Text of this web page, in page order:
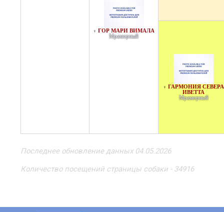
♀ ГОР МАРИ ВИМАЛА
Мраморный
♀ ГАРМОНИЯ СЕВЕРА
ИВЕТТА
Мраморный
Последнее обновление данных 04.05.2026
Количество посещений страницы собаки - 34916